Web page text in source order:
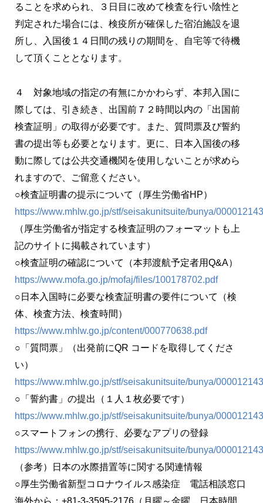
ることを求められ、３日目に改めて検査を行い陰性と
判定された場合には、検疫所が確保した宿泊施設を退
所し、入国後１４日間の残りの期間を、自宅等で待機
して頂くこととなります。
４ 対象地域の指定の有無にかかわらず、本邦入国に
際しては、引き続き、出国前７２時間以内の「出国前
検査証明」の取得が必要です。また、質問票及び誓約
書の提出等も必要となります。更に、日本入国後の移
動に際しては公共交通機関を使用しないことが求めら
れますので、ご留意ください。
○検査証明書の提示について（厚生労働省HP）
https://www.mhlw.go.jp/stf/seisakunitsuite/bunya/
（厚生労働省が指定する検査証明のフォーマットも上
記のサイトに掲載されています）
○検査証明の確認について（本邦渡航予定者用Q&A）
https://www.mofa.go.jp/mofaj/files/100178702.pdf
○日本入国時に必要な検査証明書の要件について（検
体、検査方法、検査時間）
https://www.mhlw.go.jp/content/000770638.pdf
○「質問票」（出発前にQR コードを取得してくださ
い）
https://www.mhlw.go.jp/stf/seisakunitsuite/bunya/
○「誓約書」の提出（１人１枚必要です）
https://www.mhlw.go.jp/stf/seisakunitsuite/bunya/
○スマートフォンの携行、必要なアプリの登録
https://www.mhlw.go.jp/stf/seisakunitsuite/bunya/
（参考）日本の水際措置等に関する関連情報
○厚生労働省新型コロナウイルス感染症 電話相談窓口
海外から：+81-3-3595-2176（月曜～金曜、日本時間